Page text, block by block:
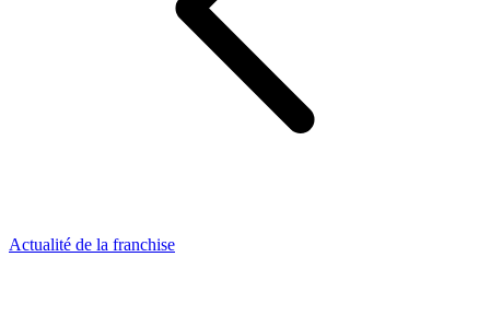
Actualité de la franchise